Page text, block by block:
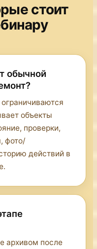
стоит
обычной
ограничиваются
объекты
проверки,
фото/
действий в
архивом после